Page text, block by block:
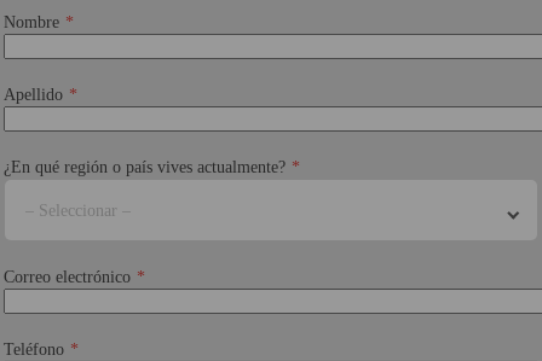
Nombre
Apellido
¿En qué región o país vives actualmente?
– Seleccionar –
Correo electrónico
Teléfono